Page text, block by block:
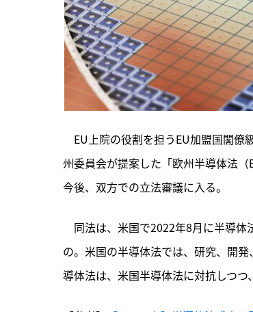
EU上院の役割を担うEU加盟国閣僚
州委員会が提案した「欧州半導体法
今後、双方での立法審議に入る。
同法は、 米国で2022年8月に半導体
の。米国の半導体法では、研究、開
導体法は、米国半導体法に対抗しつつ